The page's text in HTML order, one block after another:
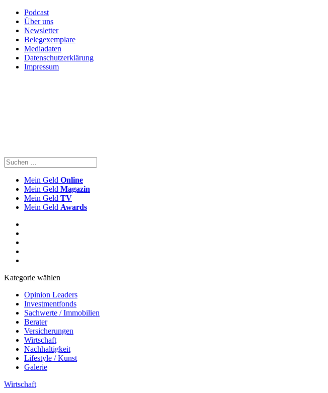
Podcast
Über uns
Newsletter
Belegexemplare
Mediadaten
Datenschutzerklärung
Impressum
Mein Geld Online
Mein Geld Magazin
Mein Geld TV
Mein Geld Awards
Kategorie wählen
Opinion Leaders
Investmentfonds
Sachwerte / Immobilien
Berater
Versicherungen
Wirtschaft
Nachhaltigkeit
Lifestyle / Kunst
Galerie
Wirtschaft